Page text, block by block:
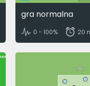
gra normalna
0 - 100% 20